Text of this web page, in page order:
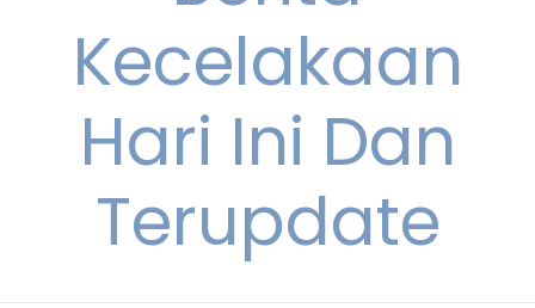
Kecelakaan
Hari Ini Dan
Terupdate